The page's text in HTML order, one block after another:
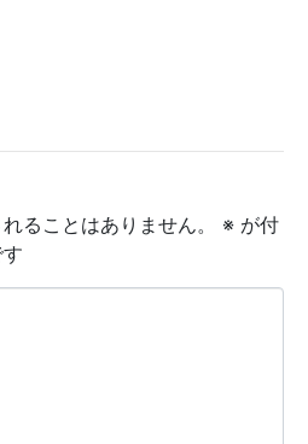
ることはありません。 ※ が付